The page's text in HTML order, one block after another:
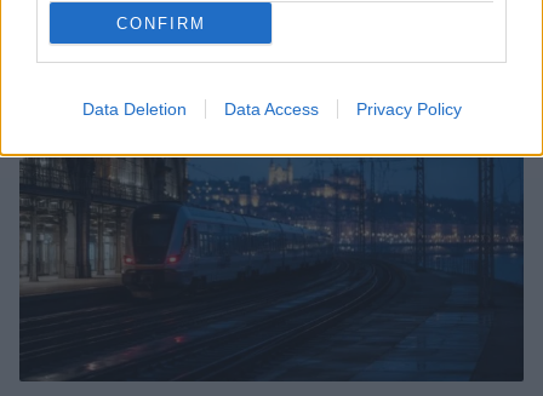
CONFIRM
Data Deletion Data Access Privacy Policy
Diego Herrera · 5 Ago 2026